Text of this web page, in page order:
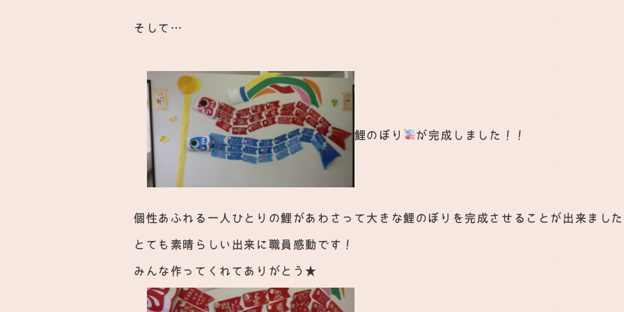
そして…
鯉のぼり が完成しました！！
個性あふれる一人ひとりの鯉があわさって大きな鯉のぼりを完成させることが出来まし
とても素晴らしい出来に職員感動です！
みんな作ってくれてありがとう★